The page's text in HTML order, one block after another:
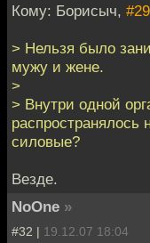
Кому: Борисыч, #29
> Нельзя было
мужу и жене.
>
> Внутри одной
распространялось
силовые?
Везде.
NoOne »
#32 | 19.12.07 18:04